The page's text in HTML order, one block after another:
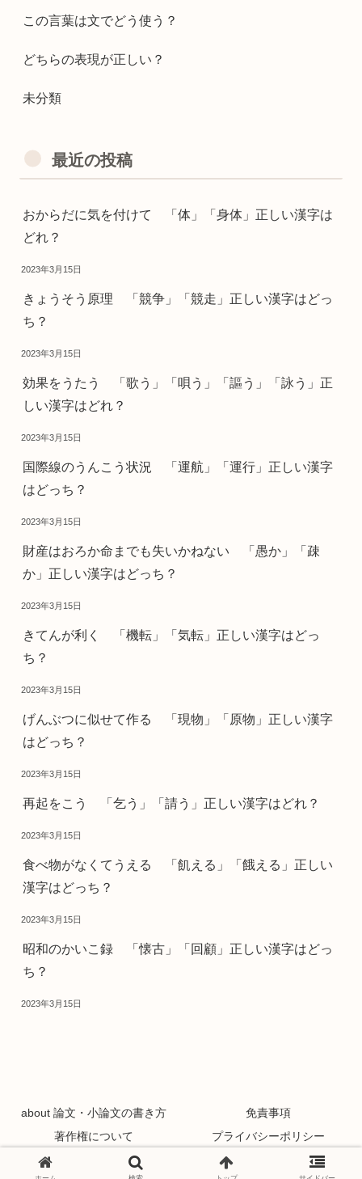
この言葉は文でどう使う？
どちらの表現が正しい？
未分類
最近の投稿
おからだに気を付けて 「体」「身体」正しい漢字は
どれ？
2023年3月15日
きょうそう原理 「競争」「競走」正しい漢字はどっ
ち？
2023年3月15日
効果をうたう 「歌う」「唄う」「謳う」「詠う」正
しい漢字はどれ？
2023年3月15日
国際線のうんこう状況 「運航」「運行」正しい漢字
はどっち？
2023年3月15日
財産はおろか命までも失いかねない 「愚か」「疎
か」正しい漢字はどっち？
2023年3月15日
きてんが利く 「機転」「気転」正しい漢字はどっ
ち？
2023年3月15日
げんぶつに似せて作る 「現物」「原物」正しい漢字
はどっち？
2023年3月15日
再起をこう 「乞う」「請う」正しい漢字はどれ？
2023年3月15日
食べ物がなくてうえる 「飢える」「餓える」正しい
漢字はどっち？
2023年3月15日
昭和のかいこ録 「懐古」「回顧」正しい漢字はどっ
ち？
2023年3月15日
about 論文・小論文の書き方
免責事項
著作権について
プライバシーポリシー
Copyright © 2021 論文・小論文の書き方 All Rights Reserved.